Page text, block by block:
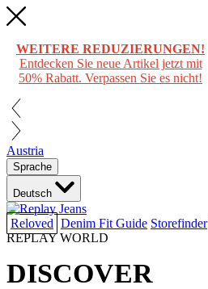
WEITERE REDUZIERUNGEN!
Entdecken Sie neue Artikel jetzt mit
50% Rabatt. Verpassen Sie es nicht!
Austria
Sprache
Deutsch
Reloved Denim Fit Guide Storefinder
REPLAY WORLD
DISCOVER